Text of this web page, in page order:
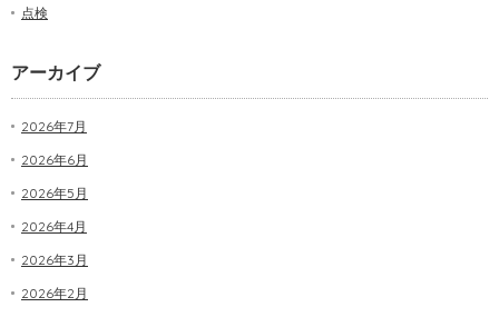
点検
アーカイブ
2026年7月
2026年6月
2026年5月
2026年4月
2026年3月
2026年2月